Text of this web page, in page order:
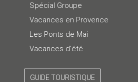
Spécial Groupe
Vacances en Provence
Les Ponts de Mai
Vacances d'été
GUIDE TOURISTIQUE